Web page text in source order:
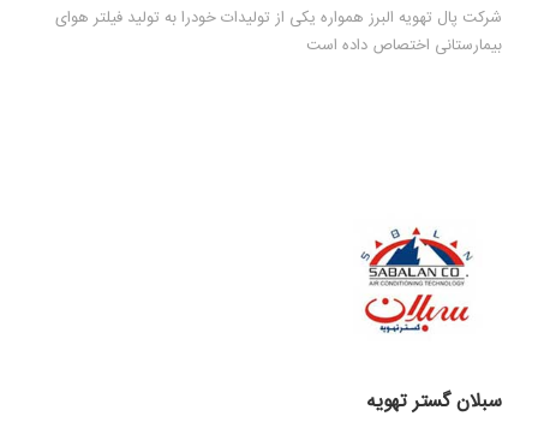
شرکت پال تهویه البرز همواره یکی از تولیدات خودرا به تولید فیلتر هوای
بیمارستانی اختصاص داده است
سبلان گستر تهويه